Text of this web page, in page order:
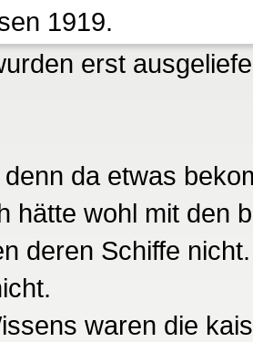
1919.
erst
da etwas
hätte wohl mit den
deren Schiffe
waren die